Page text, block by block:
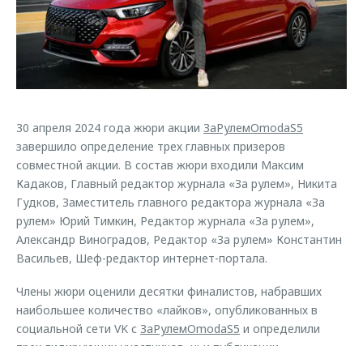
Страхование
Кредитный калькулятор
Аксессуары
Оригинальные аксессуары
Запчасти
Трейд-ин
Калькулятор трейд-ин
Клиентская поддержка
O&J Автоклуб
Клуб владельцев OMODA
Аксессуары
Одежда и сувениры
Оригинальные аксессуары
Запчасти
Обратная связь
30 апреля 2024 года жюри акции ЗаРулемOmodaS5
завершило определение трех главных призеров
совместной акции. В состав жюри входили Максим
Кадаков, Главный редактор журнала «За рулем», Никита
Гудков, Заместитель главного редактора журнала «За
рулем» Юрий Тимкин, Редактор журнала «За рулем»,
Александр Виноградов, Редактор «За рулем» Константин
Васильев, Шеф-редактор интернет-портала.
Члены жюри оценили десятки финалистов, набравших
наибольшее количество «лайков», опубликованных в
социальной сети VK с ЗаРулемOmodaS5 и определили